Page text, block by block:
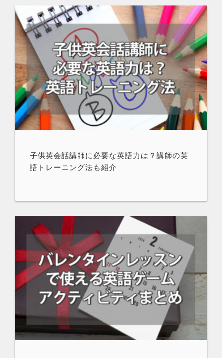
子供英会話講師に必要な英語力は？講師の英
語トレーニング法も紹介